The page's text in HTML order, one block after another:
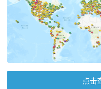
点击